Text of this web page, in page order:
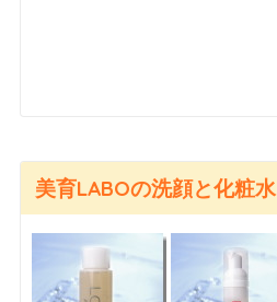
美育LABOの洗顔と化粧水